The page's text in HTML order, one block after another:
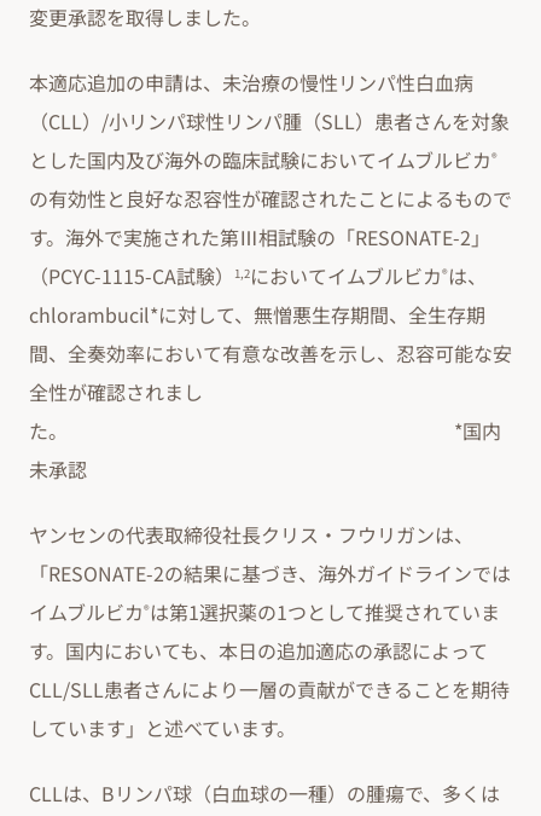
変更承認を取得しました。
本適応追加の申請は、未治療の慢性リンパ性白血病
（CLL）/小リンパ球性リンパ腫（SLL）患者さんを対象
とした国内及び海外の臨床試験においてイムブルビカ®
の有効性と良好な忍容性が確認されたことによるもので
す。海外で実施された第Ⅲ相試験の「RESONATE-2」
（PCYC-1115-CA試験）
1,2においてイムブルビカ®は、
chlorambucil*に対して、無憎悪生存期間、全生存期
間、全奏効率において有意な改善を示し、忍容可能な安
全性が確認されまし
た。 *国内
未承認
ヤンセンの代表取締役社長クリス・フウリガンは、
「RESONATE-2の結果に基づき、海外ガイドラインでは
イムブルビカ®は第1選択薬の1つとして推奨されていま
す。国内においても、本日の追加適応の承認によって
CLL/SLL患者さんにより一層の貢献ができることを期待
しています」と述べています。
CLLは、Bリンパ球（白血球の一種）の腫瘍で、多くは